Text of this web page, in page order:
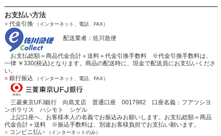
お支払い方法
○代金引換 （インターネット、電話、FAX）
配送業者：佐川急便
お支払総額＝商品代金合計＋送料＋代金引換手数料 ※代金引換手数料は、
一律 ￥330(税込)となります。商品の配送時に、現金で配送員にお支払いくださ
い。
○銀行振込 （インターネット、電話、FAX）
三菱東京UFJ銀行 向島支店 普通口座 0017982 口座名義：フアツシヨ
ンポラリス ハシモト シゲル
上記口座へ、お客様本人の名義でお振込みお願いします。お支払総額＝商品
代金合計＋送料 ※振込手数料は、別途お客様負担でお支払い願います。
○コンビニ払い （インターネットのみ）